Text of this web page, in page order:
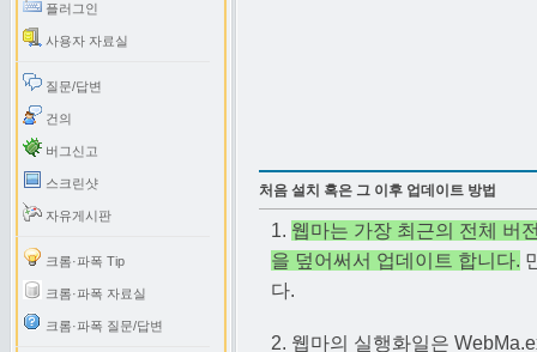
플러그인
사용자 자료실
질문/답변
건의
버그신고
스크린샷
자유게시판
크롬·파폭 Tip
크롬·파폭 자료실
크롬·파폭 질문/답변
처음 설치 혹은 그 이후 업데이트 방법
1. 웹마는 가장 최근의 전체 버
을 덮어써서 업데이트 합니다.
다.
2. 웹마의 실행화일은